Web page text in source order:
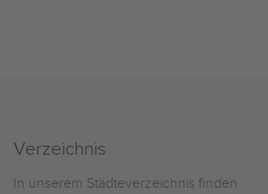
Verzeichnis
In unserem Städteverzeichnis finden